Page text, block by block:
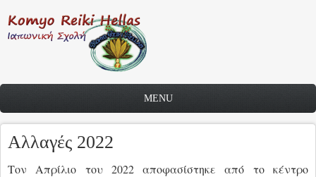
Skip to main content
MENU
Αλλαγές 2022
Τον Απρίλιο του 2022 αποφασίστηκε από το κέντρο